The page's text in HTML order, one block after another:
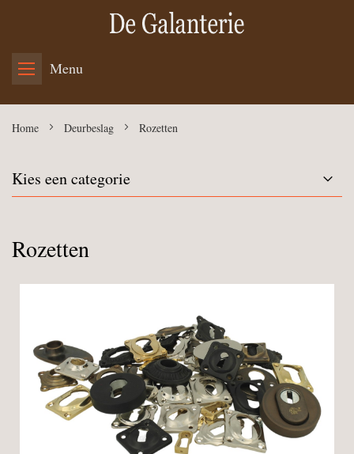
Menu
Home Deurbeslag Rozetten
Kies een categorie
Rozetten